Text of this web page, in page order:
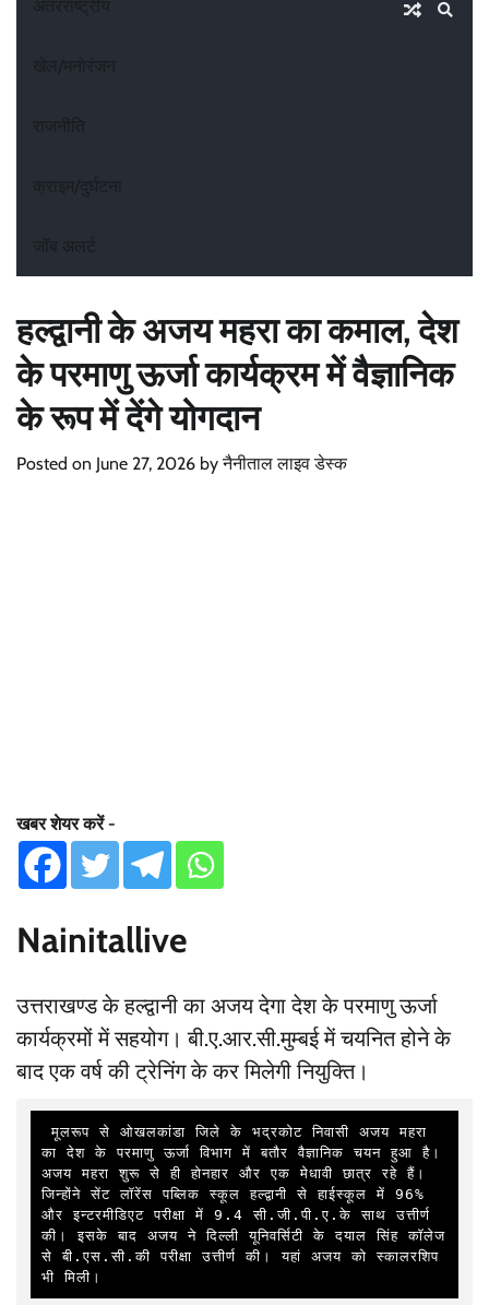
अंतरराष्ट्रीय
खेल/मनोरंजन
राजनीति
क्राइम/दुर्घटना
जॉब अलर्ट
हल्द्वानी के अजय महरा का कमाल, देश
के परमाणु ऊर्जा कार्यक्रम में वैज्ञानिक
के रूप में देंगे योगदान
Posted on June 27, 2026 byनैनीताल लाइव डेस्क
खबर शेयर करें -
Nainitallive
उत्तराखण्ड के हल्द्वानी का अजय देगा देश के परमाणु ऊर्जा
कार्यक्रमों में सहयोग। बी.ए.आर.सी.मुम्बई में चयनित होने के
बाद एक वर्ष की ट्रेनिंग के कर मिलेगी नियुक्ति।
मूलरूप से ओखलकांडा जिले के भद्रकोट निवासी अजय महरा
का देश के परमाणु ऊर्जा विभाग में बतौर वैज्ञानिक चयन हुआ है।
अजय महरा शुरू से ही होनहार और एक मेधावी छात्र रहे हैं।
जिन्होंने सेंट लॉरेंस पब्लिक स्कूल हल्द्वानी से हाईस्कूल में 96%
और इन्टरमीडिएट परीक्षा में 9.4 सी.जी.पी.ए.के साथ उत्तीर्ण
की। इसके बाद अजय ने दिल्ली यूनिवर्सिटी के दयाल सिंह कॉलेज
से बी.एस.सी.की परीक्षा उत्तीर्ण की। यहां अजय को स्कालरशिप
भी मिली।